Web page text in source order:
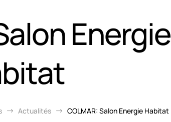
Energie
$ Actualités $ COLMAR: Salon Energie Habitat